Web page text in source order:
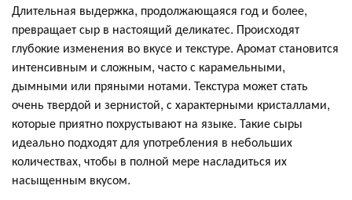
Длительная выдержка, продолжающаяся год и более,
превращает сыр в настоящий деликатес. Происходят
глубокие изменения во вкусе и текстуре. Аромат становится
интенсивным и сложным, часто с карамельными,
дымными или пряными нотами. Текстура может стать
очень твердой и зернистой, с характерными кристаллами,
которые приятно похрустывают на языке. Такие сыры
идеально подходят для употребления в небольших
количествах, чтобы в полной мере насладиться их
насыщенным вкусом.